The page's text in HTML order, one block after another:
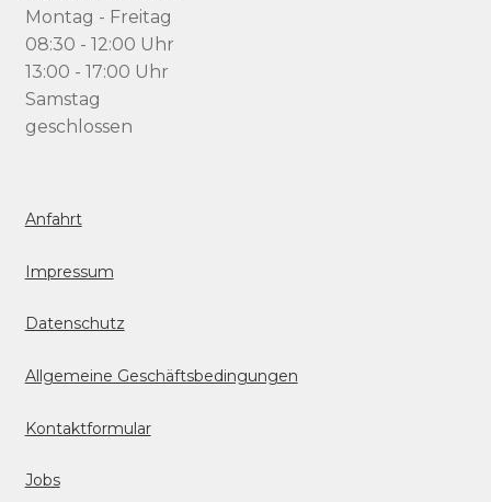
Montag - Freitag
08:30 - 12:00 Uhr
13:00 - 17:00 Uhr
Samstag
geschlossen
Anfahrt
Impressum
Datenschutz
Allgemeine Geschäftsbedingungen
Kontaktformular
Jobs